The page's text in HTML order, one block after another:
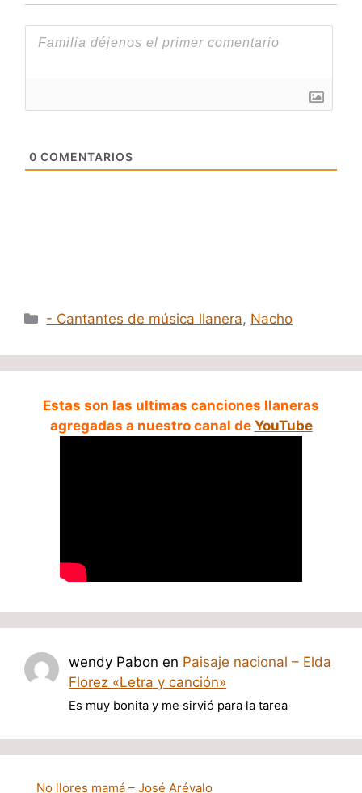
0 COMENTARIOS
Categorías
- Cantantes de música llanera, Nacho
Estas son las ultimas canciones llaneras
agregadas a nuestro canal de YouTube
wendy Pabon en Paisaje nacional – Elda
Florez «Letra y canción»
Es muy bonita y me sirvió para la tarea
No llores mamá – José Arévalo